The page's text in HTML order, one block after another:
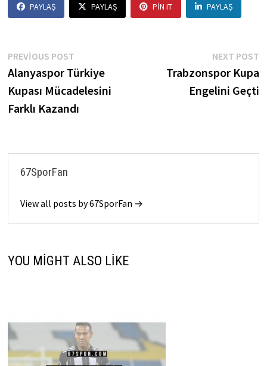
PAYLAŞ PAYLAŞ PIN IT PAYLAŞ
Yazı
gezinmesi
PREVIOUS POSTPrevious
post:
Alanyaspor Türkiye
Kupası Mücadelesini
Farklı Kazandı
NEXT POST
Trabzonspor Kupa
Engelini Geçti
67SporFan
View all posts by 67SporFan →
YOU MIGHT ALSO LIKE